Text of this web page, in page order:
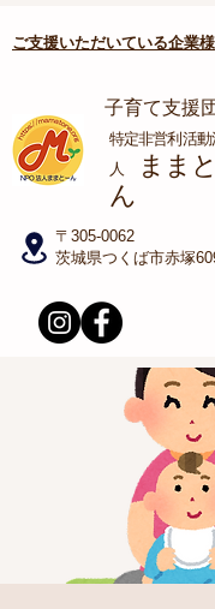
ご支援いただいている企業様
子育て支援
特定非営利活動
人
まま
ん
〒305-0062
茨城県つくば市赤塚